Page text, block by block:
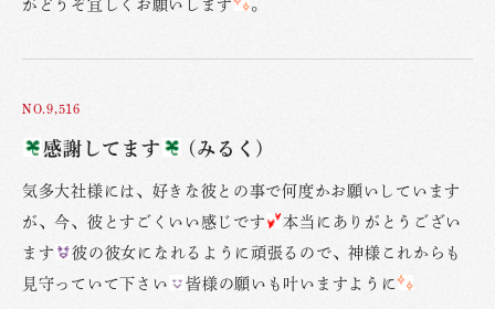
がどうぞ宜しくお願いします 。
NO.9,516
感謝してます (みるく)
気多大社様には、好きな彼との事で何度かお願いしています
が、今、彼とすごくいい感じです
本当にありがとうござい
ます
彼の彼女になれるように頑張るので、神様これからも
見守っていて下さい
皆様の願いも叶いますように